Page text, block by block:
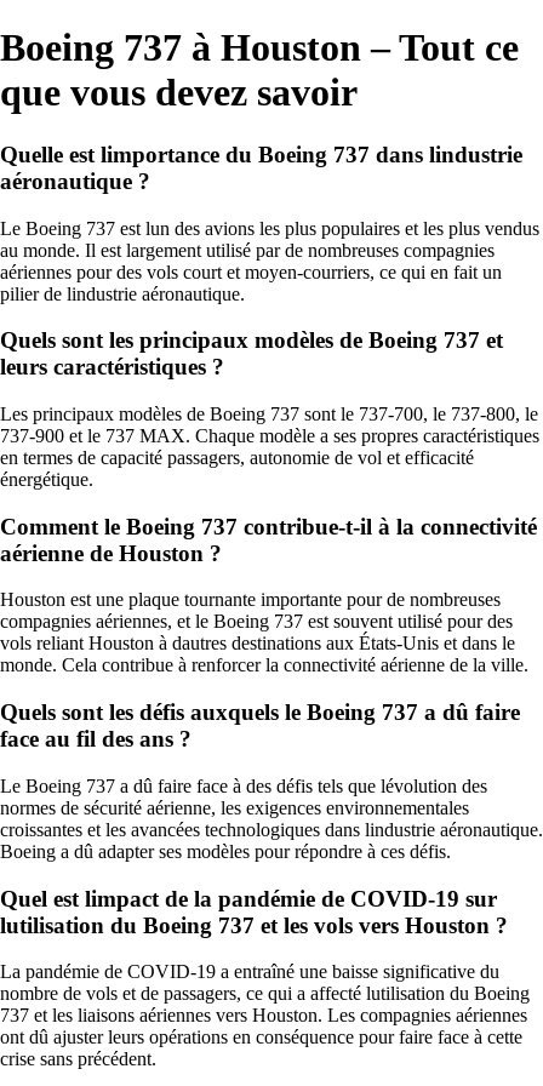
Boeing 737 à Houston – Tout ce
que vous devez savoir
Quelle est limportance du Boeing 737 dans lindustrie
aéronautique ?
Le Boeing 737 est lun des avions les plus populaires et les plus vendus
au monde. Il est largement utilisé par de nombreuses compagnies
aériennes pour des vols court et moyen-courriers, ce qui en fait un
pilier de lindustrie aéronautique.
Quels sont les principaux modèles de Boeing 737 et
leurs caractéristiques ?
Les principaux modèles de Boeing 737 sont le 737-700, le 737-800, le
737-900 et le 737 MAX. Chaque modèle a ses propres caractéristiques
en termes de capacité passagers, autonomie de vol et efficacité
énergétique.
Comment le Boeing 737 contribue-t-il à la connectivité
aérienne de Houston ?
Houston est une plaque tournante importante pour de nombreuses
compagnies aériennes, et le Boeing 737 est souvent utilisé pour des
vols reliant Houston à dautres destinations aux États-Unis et dans le
monde. Cela contribue à renforcer la connectivité aérienne de la ville.
Quels sont les défis auxquels le Boeing 737 a dû faire
face au fil des ans ?
Le Boeing 737 a dû faire face à des défis tels que lévolution des
normes de sécurité aérienne, les exigences environnementales
croissantes et les avancées technologiques dans lindustrie aéronautique.
Boeing a dû adapter ses modèles pour répondre à ces défis.
Quel est limpact de la pandémie de COVID-19 sur
lutilisation du Boeing 737 et les vols vers Houston ?
La pandémie de COVID-19 a entraîné une baisse significative du
nombre de vols et de passagers, ce qui a affecté lutilisation du Boeing
737 et les liaisons aériennes vers Houston. Les compagnies aériennes
ont dû ajuster leurs opérations en conséquence pour faire face à cette
crise sans précédent.